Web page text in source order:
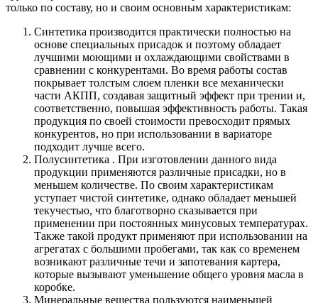
только по составу, но и своим основным характеристикам:
Синтетика производится практически полностью на
основе специальных присадок и поэтому обладает
лучшими моющими и охлаждающими свойствами в
сравнении с конкурентами. Во время работы состав
покрывает толстым слоем пленки все механически
части АКПП, создавая защитный эффект при трении и,
соответственно, повышая эффективность работы. Такая
продукция по своей стоимости превосходит прямых
конкурентов, но при использовании в вариаторе
подходит лучше всего.
Полусинтетика . При изготовлении данного вида
продукции применяются различные присадки, но в
меньшем количестве. По своим характеристикам
уступает чистой синтетике, однако обладает меньшей
текучестью, что благотворно сказывается при
применении при постоянных минусовых температурах.
Также такой продукт применяют при использовании на
агрегатах с большими пробегами, так как со временем
возникают различные течи и запотевания картера,
которые вызывают уменьшение общего уровня масла в
коробке.
Минеральные вещества пользуются наименьшей